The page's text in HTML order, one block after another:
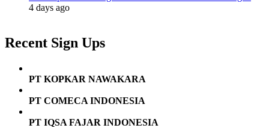
4 days ago
Recent Sign Ups
PT KOPKAR NAWAKARA
PT COMECA INDONESIA
PT IQSA FAJAR INDONESIA